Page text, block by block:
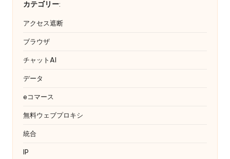
カテゴリー:
アクセス遮断
ブラウザ
チャットAI
データ
eコマース
無料ウェブプロキシ
統合
IP